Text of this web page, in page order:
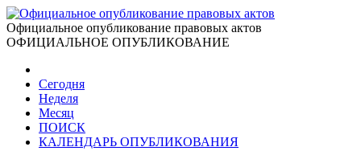
Официальное опубликование правовых актов
ОФИЦИАЛЬНОЕ ОПУБЛИКОВАНИЕ
Сегодня
Неделя
Месяц
ПОИСК
КАЛЕНДАРЬ ОПУБЛИКОВАНИЯ